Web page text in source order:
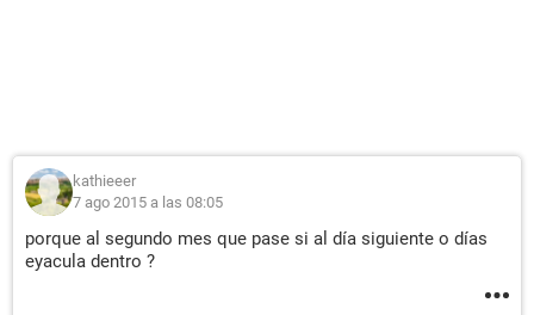
kathieeer
7 ago 2015 a las 08:05
porque al segundo mes que pase si al día siguiente o días
eyacula dentro ?